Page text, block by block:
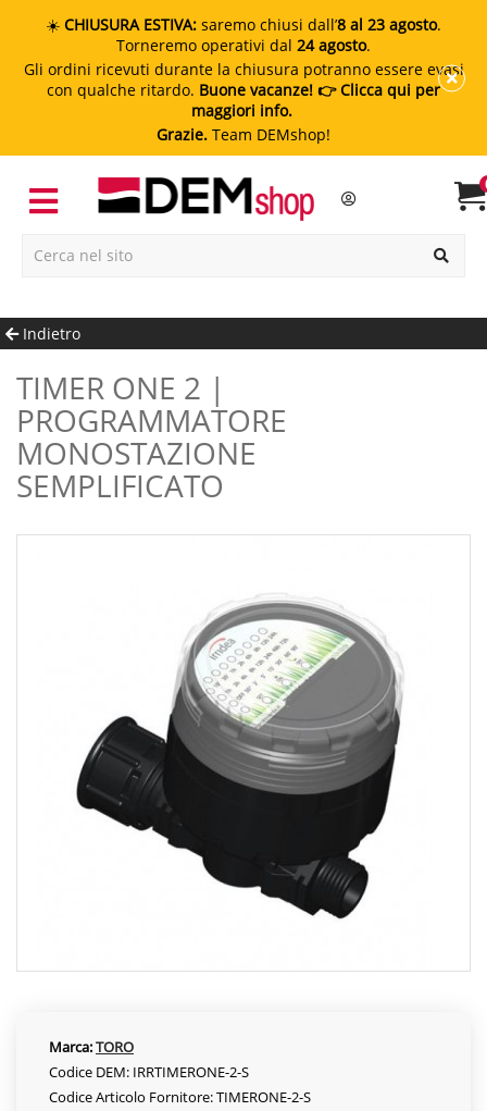
☀️ CHIUSURA ESTIVA: saremo chiusi dall’8 al 23 agosto.
Torneremo operativi dal 24 agosto.
Gli ordini ricevuti durante la chiusura potranno essere evasi
con qualche ritardo. Buone vacanze! 👉 Clicca qui per
maggiori info.
Grazie. Team DEMshop!
Indietro
TIMER ONE 2 |
PROGRAMMATORE
MONOSTAZIONE
SEMPLIFICATO
Marca:TORO
Codice DEM: IRRTIMERONE-2-S
Codice Articolo Fornitore: TIMERONE-2-S